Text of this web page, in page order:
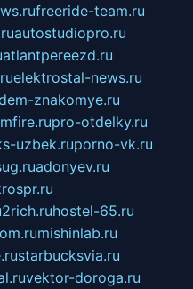
freeride-team.ru
autostudiopro.ru
atlantpereezd.ru
elektrostal-news.ru
znakomye.ru
pro-otdelky.ru
uzbek.ruporno-vk.ru
adonyev.ru
2rich.ruhostel-65.ru
mishinlab.ru
starbucksvia.ru
vektor-doroga.ru